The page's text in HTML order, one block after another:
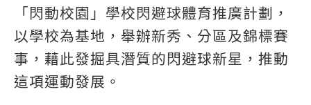
「閃動校園」學校閃避球體育推廣計劃，
以學校為基地，舉辦新秀、分區及錦標賽
事，藉此發掘具潛質的閃避球新星，推動
這項運動發展。